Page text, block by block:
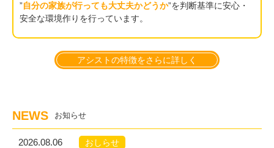
”自分の家族が行っても大丈夫かどうか”を判断基準に安心・
安全な環境作りを行っています。
アシストの特徴をさらに詳しく
NEWS お知らせ
2026.08.06 おしらせ